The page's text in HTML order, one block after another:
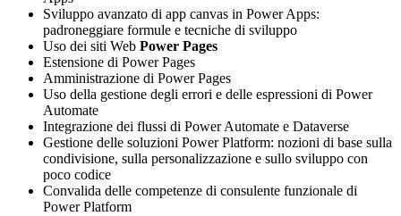
Sviluppo avanzato di app canvas in Power Apps:
padroneggiare formule e tecniche di sviluppo
Uso dei siti Web Power Pages
Estensione di Power Pages
Amministrazione di Power Pages
Uso della gestione degli errori e delle espressioni di Power
Automate
Integrazione dei flussi di Power Automate e Dataverse
Gestione delle soluzioni Power Platform: nozioni di base sulla
condivisione, sulla personalizzazione e sullo sviluppo con
poco codice
Convalida delle competenze di consulente funzionale di
Power Platform